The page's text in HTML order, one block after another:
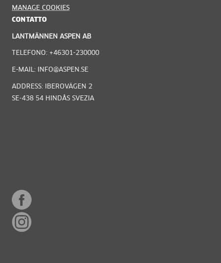
MANAGE COOKIES
CONTATTO
LANTMÄNNEN ASPEN AB
TELEFONO: +46301-230000
E-MAIL: INFO@ASPEN.SE
ADDRESS: IBEROVÄGEN 2
SE-438 54 HINDÅS SVEZIA